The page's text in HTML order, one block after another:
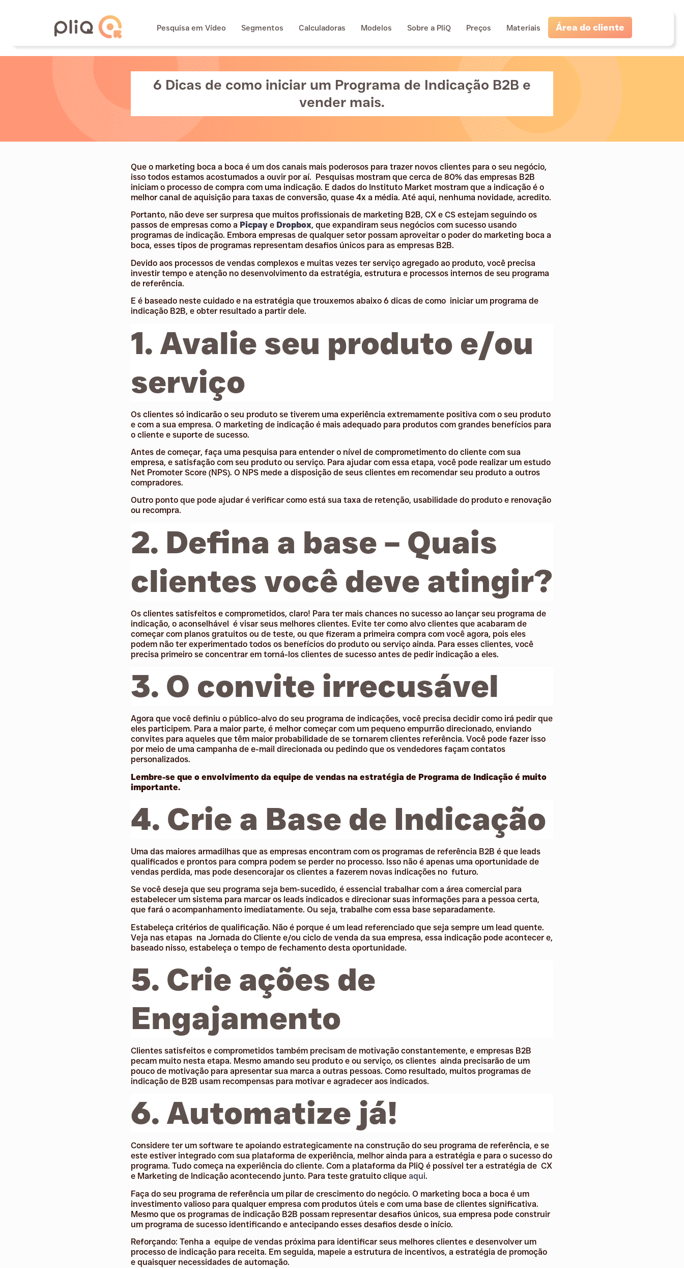
Pesquisa em Vídeo Segmentos Calculadoras Modelos Sobre a PliQ Preços Materiais Área do cliente
6 Dicas de como iniciar um Programa de Indicação B2B e
vender mais.
Que o marketing boca a boca é um dos canais mais poderosos para trazer novos clientes para o seu negócio,
isso todos estamos acostumados a ouvir por aí. Pesquisas mostram que cerca de 80% das empresas B2B
iniciam o processo de compra com uma indicação. E dados do Instituto Market mostram que a indicação é o
melhor canal de aquisição para taxas de conversão, quase 4x a média. Até aqui, nenhuma novidade, acredito.
Portanto, não deve ser surpresa que muitos profissionais de marketing B2B, CX e CS estejam seguindo os
passos de empresas como a Picpay e Dropbox, que expandiram seus negócios com sucesso usando
programas de indicação. Embora empresas de qualquer setor possam aproveitar o poder do marketing boca a
boca, esses tipos de programas representam desafios únicos para as empresas B2B.
Devido aos processos de vendas complexos e muitas vezes ter serviço agregado ao produto, você precisa
investir tempo e atenção no desenvolvimento da estratégia, estrutura e processos internos de seu programa
de referência.
E é baseado neste cuidado e na estratégia que trouxemos abaixo 6 dicas de como iniciar um programa de
indicação B2B, e obter resultado a partir dele.
1. Avalie seu produto e/ou
serviço
Os clientes só indicarão o seu produto se tiverem uma experiência extremamente positiva com o seu produto
e com a sua empresa. O marketing de indicação é mais adequado para produtos com grandes benefícios para
o cliente e suporte de sucesso.
Antes de começar, faça uma pesquisa para entender o nível de comprometimento do cliente com sua
empresa, e satisfação com seu produto ou serviço. Para ajudar com essa etapa, você pode realizar um estudo
Net Promoter Score (NPS). O NPS mede a disposição de seus clientes em recomendar seu produto a outros
compradores.
Outro ponto que pode ajudar é verificar como está sua taxa de retenção, usabilidade do produto e renovação
ou recompra.
2. Defina a base – Quais
clientes você deve atingir?
Os clientes satisfeitos e comprometidos, claro! Para ter mais chances no sucesso ao lançar seu programa de
indicação, o aconselhável é visar seus melhores clientes. Evite ter como alvo clientes que acabaram de
começar com planos gratuitos ou de teste, ou que fizeram a primeira compra com você agora, pois eles
podem não ter experimentado todos os benefícios do produto ou serviço ainda. Para esses clientes, você
precisa primeiro se concentrar em torná-los clientes de sucesso antes de pedir indicação a eles.
3. O convite irrecusável
Agora que você definiu o público-alvo do seu programa de indicações, você precisa decidir como irá pedir que
eles participem. Para a maior parte, é melhor começar com um pequeno empurrão direcionado, enviando
convites para aqueles que têm maior probabilidade de se tornarem clientes referência. Você pode fazer isso
por meio de uma campanha de e-mail direcionada ou pedindo que os vendedores façam contatos
personalizados.
Lembre-se que o envolvimento da equipe de vendas na estratégia de Programa de Indicação é muito
importante.
4. Crie a Base de Indicação
Uma das maiores armadilhas que as empresas encontram com os programas de referência B2B é que leads
qualificados e prontos para compra podem se perder no processo. Isso não é apenas uma oportunidade de
vendas perdida, mas pode desencorajar os clientes a fazerem novas indicações no futuro.
Se você deseja que seu programa seja bem-sucedido, é essencial trabalhar com a área comercial para
estabelecer um sistema para marcar os leads indicados e direcionar suas informações para a pessoa certa,
que fará o acompanhamento imediatamente. Ou seja, trabalhe com essa base separadamente.
Estabeleça critérios de qualificação. Não é porque é um lead referenciado que seja sempre um lead quente.
Veja nas etapas na Jornada do Cliente e/ou ciclo de venda da sua empresa, essa indicação pode acontecer e,
baseado nisso, estabeleça o tempo de fechamento desta oportunidade.
5. Crie ações de
Engajamento
Clientes satisfeitos e comprometidos também precisam de motivação constantemente, e empresas B2B
pecam muito nesta etapa. Mesmo amando seu produto e ou serviço, os clientes ainda precisarão de um
pouco de motivação para apresentar sua marca a outras pessoas. Como resultado, muitos programas de
indicação de B2B usam recompensas para motivar e agradecer aos indicados.
6. Automatize já!
Considere ter um software te apoiando estrategicamente na construção do seu programa de referência, e se
este estiver integrado com sua plataforma de experiência, melhor ainda para a estratégia e para o sucesso do
programa. Tudo começa na experiência do cliente. Com a plataforma da PliQ é possível ter a estratégia de CX
e Marketing de Indicação acontecendo junto. Para teste gratuito clique aqui.
Faça do seu programa de referência um pilar de crescimento do negócio. O marketing boca a boca é um
investimento valioso para qualquer empresa com produtos úteis e com uma base de clientes significativa.
Mesmo que os programas de indicação B2B possam representar desafios únicos, sua empresa pode construir
um programa de sucesso identificando e antecipando esses desafios desde o início.
Reforçando: Tenha a equipe de vendas próxima para identificar seus melhores clientes e desenvolver um
processo de indicação para receita. Em seguida, mapeie a estrutura de incentivos, a estratégia de promoção
e quaisquer necessidades de automação.